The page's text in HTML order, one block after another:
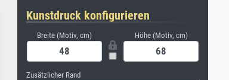
Kunstdruck konfigurieren
Breite (Motiv, cm) Höhe (Motiv, cm)
Zusätzlicher Rand